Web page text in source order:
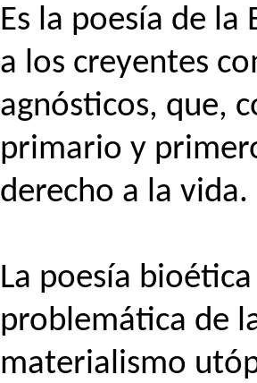
Es la poesía de
a los creyentes
agnósticos, que,
primario y
derecho a la vida.
La poesía
problemática de
materialismo